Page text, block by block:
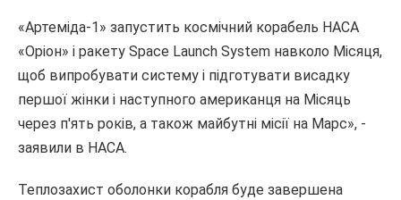
«Артеміда-1» запустить космічний корабель НАСА
«Оріон» і ракету Space Launch System навколо Місяця,
щоб випробувати систему і підготувати висадку
першої жінки і наступного американця на Місяць
через п'ять років, а також майбутні місії на Марс», -
заявили в НАСА.
Теплозахист оболонки корабля буде завершена